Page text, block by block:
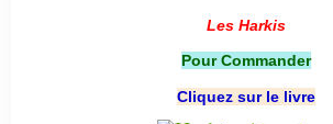
Les Harkis
Pour Commander
Cliquez sur le livre